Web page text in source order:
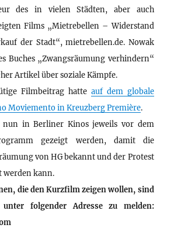
des in vielen Städten, aber auch
Films „Mietrebellen – Widerstand
der Stadt“, mietrebellen.de. Nowak
Buches „Zwangsräumung verhindern“
Artikel über soziale Kämpfe.
Filmbeitrag hatte auf dem globale
Moviemento in Kreuzberg Première.
in Berliner Kinos jeweils vor dem
gezeigt werden, damit die
von HG bekannt und der Protest
werden kann.
die den Kurzfilm zeigen wollen, sind
unter folgender Adresse zu melden: